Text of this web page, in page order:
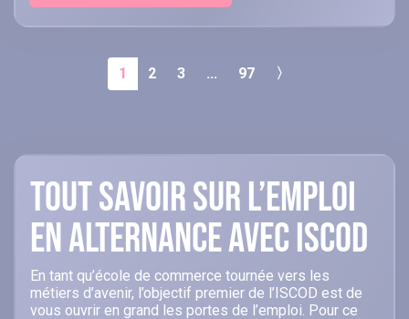
1 2 3 ... 97 〉
Tout savoir sur l’emploi
en alternance avec ISCOD
En tant qu’école de commerce tournée vers les
métiers d’avenir, l’objectif premier de l’ISCOD est de
vous ouvrir en grand les portes de l’emploi. Pour ce